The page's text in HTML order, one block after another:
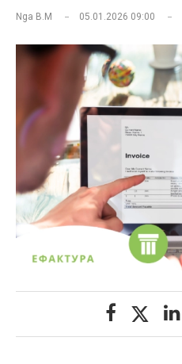
Nga B.M 05.01.2026 09:00